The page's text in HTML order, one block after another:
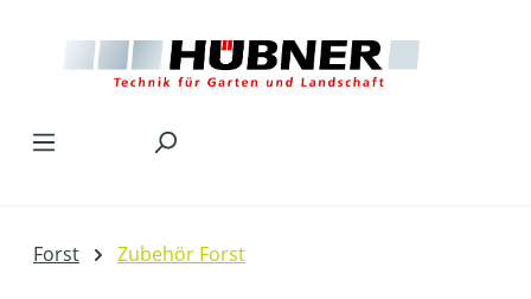
Forst Zubehör Forst